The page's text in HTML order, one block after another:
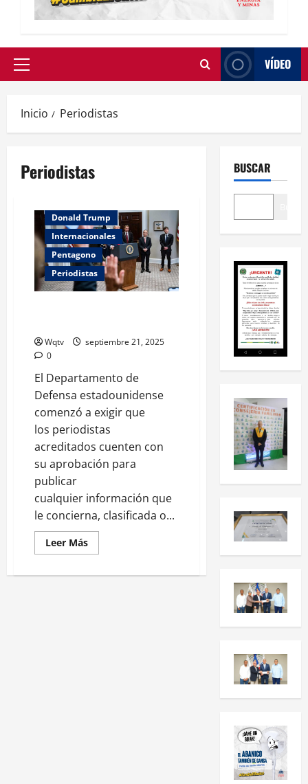
VÍDEO
Inicio Periodistas
Periodistas
Donald Trump
Internacionales
Pentagono
Periodistas
Wqtv
septiembre 21, 2025
0
El Departamento de
Defensa estadounidense
comenzó a exigir que
los periodistas
acreditados cuenten con
su aprobación para
publicar
cualquier información que
le concierna, clasificada o...
Leer Más
BUSCAR